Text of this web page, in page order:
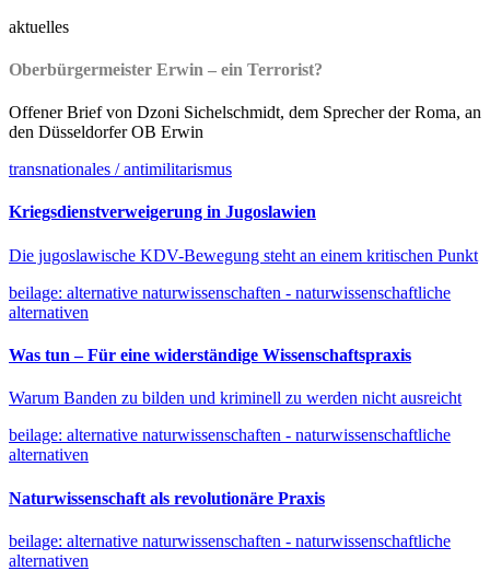
aktuelles
Oberbürgermeister Erwin – ein Terrorist?
Offener Brief von Dzoni Sichelschmidt, dem Sprecher der Roma, an
den Düsseldorfer OB Erwin
transnationales / antimilitarismus
Kriegsdienstverweigerung in Jugoslawien
Die jugoslawische KDV-Bewegung steht an einem kritischen Punkt
beilage: alternative naturwissenschaften - naturwissenschaftliche
alternativen
Was tun – Für eine widerständige Wissenschaftspraxis
Warum Banden zu bilden und kriminell zu werden nicht ausreicht
beilage: alternative naturwissenschaften - naturwissenschaftliche
alternativen
Naturwissenschaft als revolutionäre Praxis
beilage: alternative naturwissenschaften - naturwissenschaftliche
alternativen